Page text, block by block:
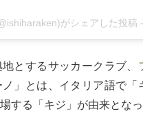
がシェアした投稿 -
とするサッカークラブ、
」とは、イタリア語で「
する「キジ」が由来となっ